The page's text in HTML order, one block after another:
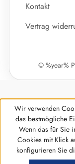
Kontakt
Vertrag
© %year%
Wir verwenden
das bestmögliche
Wenn das für Sie
Cookies mit Klick
konfigurieren Sie